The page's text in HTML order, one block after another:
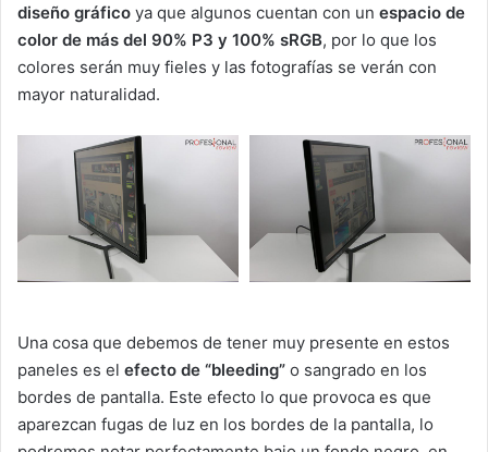
diseño gráfico ya que algunos cuentan con un espacio de
color de más del 90% P3 y 100% sRGB, por lo que los
colores serán muy fieles y las fotografías se verán con
mayor naturalidad.
Una cosa que debemos de tener muy presente en estos
paneles es el efecto de “bleeding” o sangrado en los
bordes de pantalla. Este efecto lo que provoca es que
aparezcan fugas de luz en los bordes de la pantalla, lo